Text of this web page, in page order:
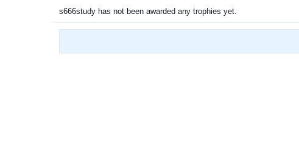
s666study has not been awarded any trophies yet.